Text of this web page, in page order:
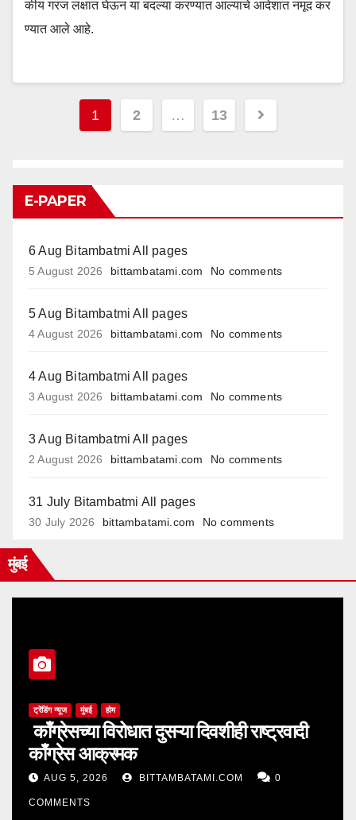
कीय गरज लक्षात घेऊन या बदल्या करण्यात आल्याचे आदेशात नमूद कर
ण्यात आले आहे.
Posts
1 2 … 13
E-PAPER
6 Aug Bitambatmi All pages
5 August 2026 bittambatami.com No comments
5 Aug Bitambatmi All pages
4 August 2026 bittambatami.com No comments
4 Aug Bitambatmi All pages
3 August 2026 bittambatami.com No comments
3 Aug Bitambatmi All pages
2 August 2026 bittambatami.com No comments
31 July Bitambatmi All pages
30 July 2026 bittambatami.com No comments
मुंबई
ट्रेंडिंग न्यूज मुंबई होम
काँग्रेसच्या विरोधात दुसऱ्या दिवशीही राष्ट्रवादी
काँग्रेस आक्रमक
AUG 5, 2026 BITTAMBATAMI.COM 0
COMMENTS